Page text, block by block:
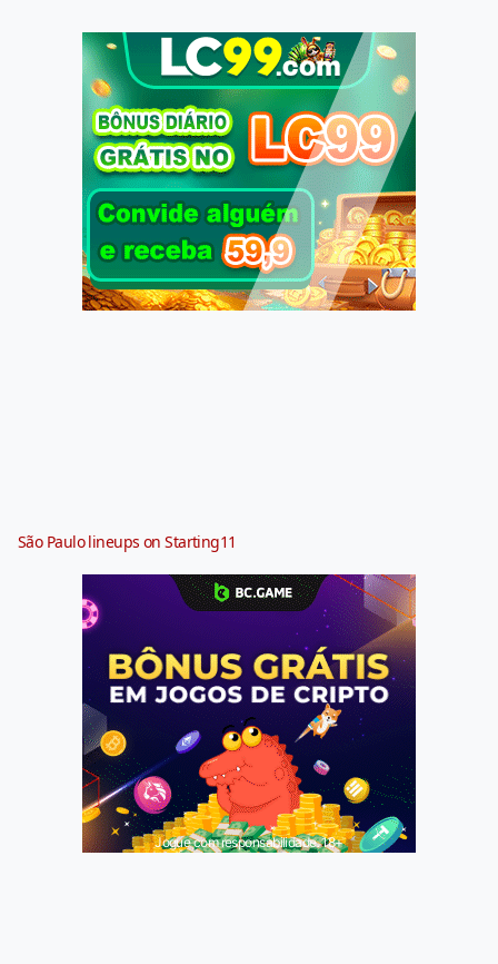
São Paulo lineups on Starting11
Jogue com responsabilidade. 18+